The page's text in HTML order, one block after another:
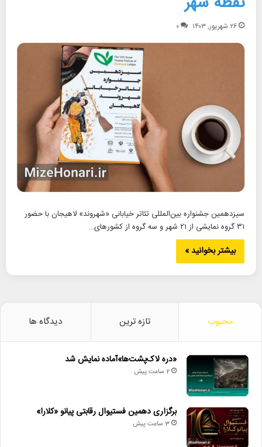
۲۶ شهریور, ۱۴۰۳ ۰
سیزدهمین جشنواره بین‌المللی تئاتر خیابانی «شهروند» لاهیجان با حضور
۳۱ گروه نمایشی از ۲۱ شهر و سه گروه از کشورهای…
بیشتر بخوانید »
محبوب تازه ترین دیدگاه ها
«دره لاک‌پشت‌ها»آماده نمایش شد
2 ساعت پیش
برگزاری دهمین فستیوال رقابتی پیانو «کلارا»
3 ساعت پیش